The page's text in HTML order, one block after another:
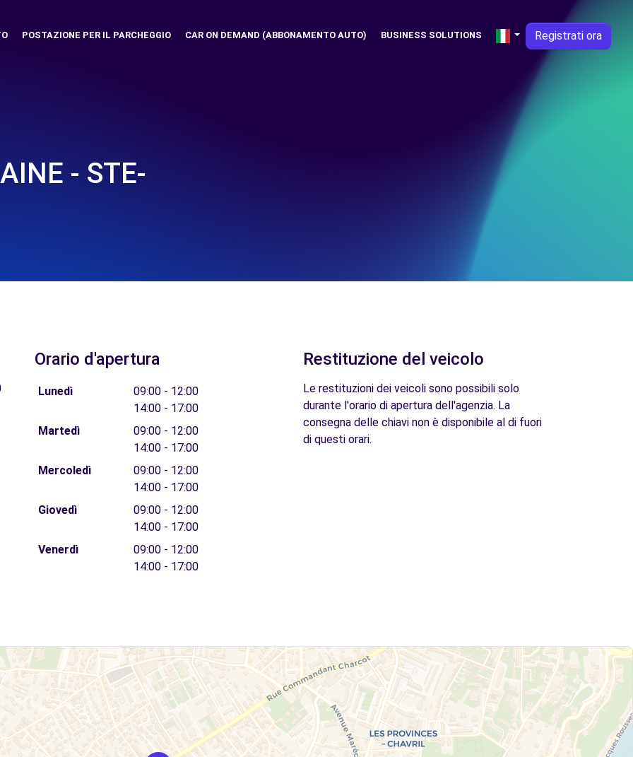
POSTAZIONE PER IL PARCHEGGIO CAR ON DEMAND (ABBONAMENTO AUTO) BUSINESS SOLUTIONS Registrati ora
- STE-
Orario d'apertura
Lunedì
09:00 - 12:00
14:00 - 17:00
Martedì
09:00 - 12:00
14:00 - 17:00
Mercoledì
09:00 - 12:00
14:00 - 17:00
Giovedì
09:00 - 12:00
14:00 - 17:00
Venerdì
09:00 - 12:00
14:00 - 17:00
Restituzione del veicolo
Le restituzioni dei veicoli sono possibili solo
durante l'orario di apertura dell'agenzia. La
consegna delle chiavi non è disponibile al di fuori
di questi orari.